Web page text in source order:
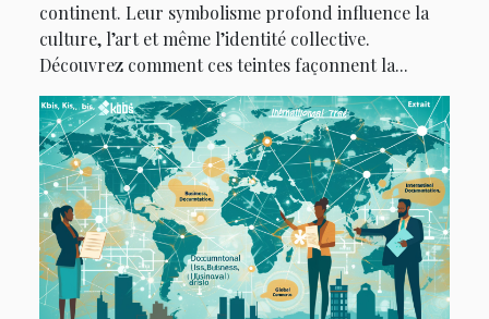
continent. Leur symbolisme profond influence la
culture, l’art et même l’identité collective.
Découvrez comment ces teintes façonnent la...